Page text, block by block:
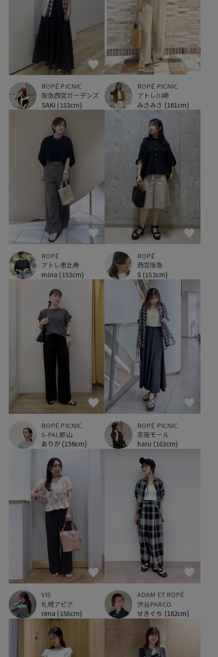
ROPÉ PICNIC
阪急西宮ガーデンズ
SAKI (153cm)
ROPÉ PICNIC
アトレ川崎
みさみさ (161cm)
ROPÉ
アトレ恵比寿
mina (153cm)
ROPÉ
西宮阪急
S (153cm)
ROPÉ PICNIC
S-PAL郡山
ありが (156cm)
ROPÉ PICNIC
京阪モール
haru (163cm)
VIS
札幌アピア
rena (156cm)
ADAM ET ROPÉ
渋谷PARCO
せきぐち (162cm)